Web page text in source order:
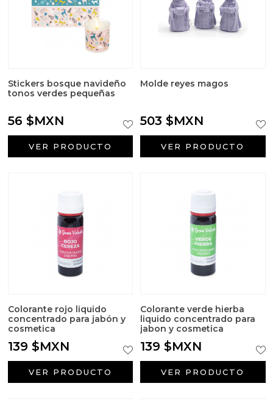
Stickers bosque navideño
tonos verdes pequeñas
56 $MXN
VER PRODUCTO
Molde reyes magos
503 $MXN
VER PRODUCTO
Colorante rojo liquido
concentrado para jabón y
cosmetica
139 $MXN
VER PRODUCTO
Colorante verde hierba
liquido concentrado para
jabon y cosmetica
139 $MXN
VER PRODUCTO